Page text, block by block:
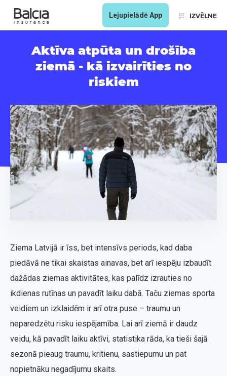
Lejupielādē App IZVĒLNE
Aktīva atpūta un drošība
ziemā - kā izvairīties no
riskiem
Ziema Latvijā ir īss, bet intensīvs periods, kad daba
piedāvā ne tikai skaistas ainavas, bet arī iespēju izbaudīt
dažādas ziemas aktivitātes, kas palīdz izrauties no
ikdienas rutīnas un pavadīt laiku dabā. Taču ziemas sporta
veidiem un izklaidēm ir arī otra puse – traumu un
neparedzētu risku iespējamība. Lai arī ziemā ir daudz
veidu, kā pavadīt laiku aktīvi, statistika rāda, ka tieši šajā
sezonā pieaug traumu, kritienu, sastiepumu un pat
nopietnāku negadījumu skaits.